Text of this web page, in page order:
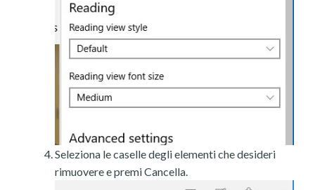
Seleziona le caselle degli elementi che desideri
rimuovere e premi Cancella.